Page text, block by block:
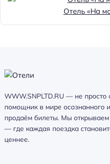
Отель «На
WWW.SNPLTD.RU — не просто
помощник в мире осознанного
продаём билеты. Мы
— где каждая поездка
ценнее.